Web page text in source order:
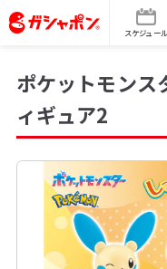
スケジュール
ポケットモンス
ィギュア2